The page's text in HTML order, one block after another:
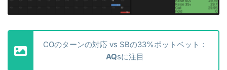
COのターンの対応 vs SBの33%ポットベット：
AQsに注目